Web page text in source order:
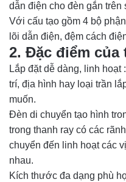
dẫn điện cho đèn gắn trên
Với cấu tạo gồm 4 bộ
lõi dẫn điện, đệm cách
2. Đặc điểm của
Lắp đặt dễ dàng, linh
trí, địa hình hay loại trần
muốn.
Đèn di chuyển tạo hình
trong thanh ray có các
chuyển đến linh hoạt các
nhau.
Kích thước đa dạng phù